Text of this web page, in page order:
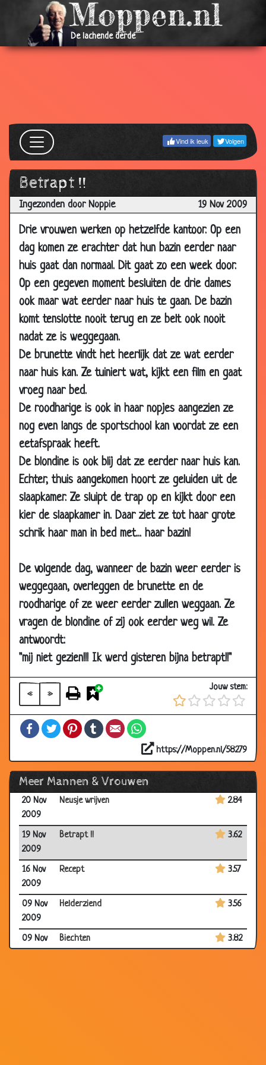
De lachende derde
Vind ik leuk Volgen
Betrapt !!
Ingezonden door Noppie 19 Nov 2009
Drie vrouwen werken op hetzelfde kantoor. Op een
dag komen ze erachter dat hun bazin eerder naar
huis gaat dan normaal. Dit gaat zo een week door.
Op een gegeven moment besluiten de drie dames
ook maar wat eerder naar huis te gaan. De bazin
komt tenslotte nooit terug en ze belt ook nooit
nadat ze is weggegaan.
De brunette vindt het heerlijk dat ze wat eerder
naar huis kan. Ze tuiniert wat, kijkt een film en gaat
vroeg naar bed.
De roodharige is ook in haar nopjes aangezien ze
nog even langs de sportschool kan voordat ze een
eetafspraak heeft.
De blondine is ook blij dat ze eerder naar huis kan.
Echter, thuis aangekomen hoort ze geluiden uit de
slaapkamer. Ze sluipt de trap op en kijkt door een
kier de slaapkamer in. Daar ziet ze tot haar grote
schrik haar man in bed met... haar bazin!
De volgende dag, wanneer de bazin weer eerder is
weggegaan, overleggen de brunette en de
roodharige of ze weer eerder zullen weggaan. Ze
vragen de blondine of zij ook eerder weg wil. Ze
antwoordt:
"mij niet gezien!!! Ik werd gisteren bijna betrapt!!"
« »
Jouw stem:
FacebookTwitterPinterestTumblrEmail
https://Moppen.nl/58279
Meer Mannen & Vrouwen
2010
Thuis komen
16 Jan
Met hoeveel vrouwen?
2010
06 Jan
2010
3.42
30 Dec
2009
Paardenbil
23 Dec
2009
Schaamte 3.29
23 Dec
2009
Opscheppen over hun zoons 3.56
23 Dec
2009
Heel zuinig 2.92
23 Dec
2009
4 tienen
17 Dec
2009
Ring terug brengen 2.94
17 Dec
2009
Lekker verwennen
17 Dec
2009
Trouwen 3.66
16 Dec
Zijn eerste rol 3.50
08 Dec
2009
Een lezing
04 Dec
2009
Zilveren bruiloft
2009
04 Dec
2009
Trouwdag vergeten
04 Dec
2009
Behoeften van de man in de loop der
jaren
3.62
03 Dec
2009
Moeder van zes 3.69
30 Nov
Vriendschap 3.15
27 Nov
De verloving
2009
20 Nov
2009
Neusje wrijven 2.84
19 Nov
2009
Betrapt !! 3.62
16 Nov
2009
Recept 3.57
09 Nov
2009
Helderziend 3.56
09 Nov
Biechten 3.82